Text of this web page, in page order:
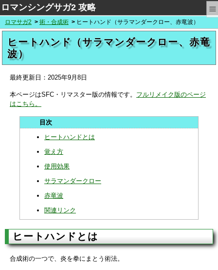
ロマンシングサガ2 攻略 ≡
ロマサガ2 術・合成術 ヒートハンド（サラマンダークロー、赤竜波）
ヒートハンド（サラマンダークロー、赤竜
波）
最終更新日： 2025年9月8日
本ページはSFC・リマスター版の情報です。 フルリメイク版のページ
はこちら。
ヒートハンドとは
覚え方
使用効果
サラマンダークロー
赤竜波
関連リンク
ヒートハンドとは
合成術の一つで、炎を拳にまとう術法。